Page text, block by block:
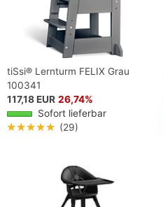
tiSsi® Lernturm FELIX Grau
100341
117,18 EUR 26,74%
Sofort lieferbar
★★★★★ (29)